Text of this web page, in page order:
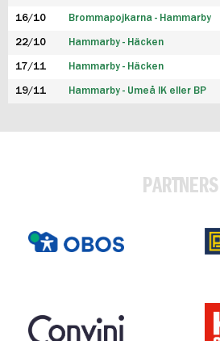
16/10 Brommapojkarna - Hammarby
22/10 Hammarby - Häcken
17/11 Hammarby - Häcken
19/11 Hammarby - Umeå IK eller BP
PARTNERS